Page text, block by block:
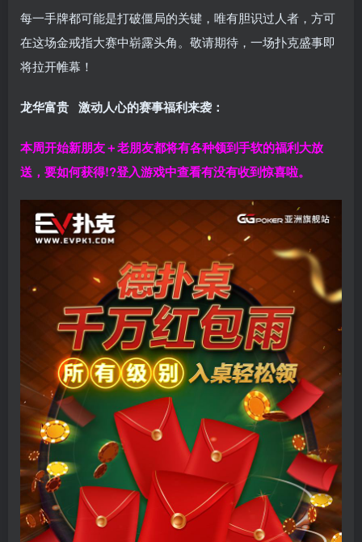
每一手牌都可能是打破僵局的关键，唯有胆识过人者，方可
在这场金戒指大赛中崭露头角。敬请期待，一场扑克盛事即
将拉开帷幕！
龙华富贵 激动人心的赛事福利来袭：
本周开始新朋友＋老朋友都将有各种领到手软的福利大放
送，要如何获得!?登入游戏中查看有没有收到惊喜啦。